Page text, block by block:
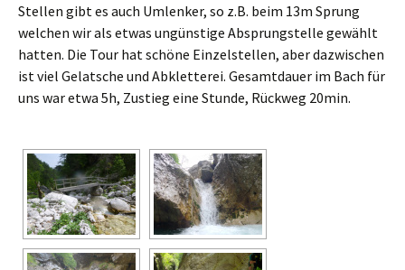
Stellen gibt es auch Umlenker, so z.B. beim 13m Sprung
welchen wir als etwas ungünstige Absprungstelle gewählt
hatten. Die Tour hat schöne Einzelstellen, aber dazwischen
ist viel Gelatsche und Abkletterei. Gesamtdauer im Bach für
uns war etwa 5h, Zustieg eine Stunde, Rückweg 20min.